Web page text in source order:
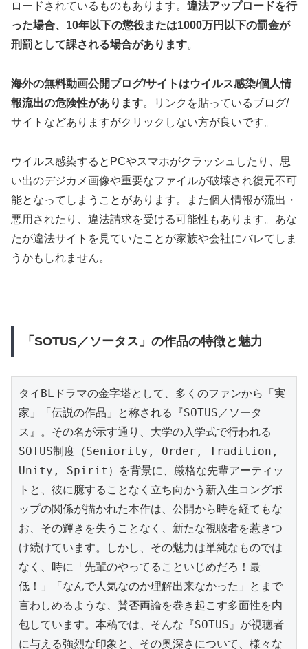
ロードされているものもあります。 違法アップロードを行
った場合、10年以下の懲役または1000万円以下の罰金が
刑罰として課される場合があります。
海外の無料動画公開ブログ/サイトはウイルス感染/個人情
報流出の危険性があります。リンクを貼っているブログ/
サイトなどありますがクリックしない方が良いです。
ウイルス感染するとPCやスマホがクラッシュしたり、思
い出のデジカメ画像や重要なファイルが破壊され復元不可
能となってしまうことがあります。また個人情報が流出・
悪用されたり、違法請求を受ける可能性もあります。あな
たが違法サイトを見ていたことが家族や会社にバレてしま
うかもしれません。
「SOTUS／ソータス」の作品の特徴と魅力
タイBLドラマの金字塔として、多くのファンから「実
家」「伝説の作品」と称される『SOTUS／ソータ
ス』。その名が示す通り、大学の入学式で行われる
SOTUS制度（Seniority, Order, Tradition,
Unity, Spirit）を背景に、厳格な先輩アーティッ
トと、彼に臆することなく立ち向かう新入生コングポ
ップの関係が描かれた本作は、公開から時を経てもな
お、その輝きを失うことなく、新たな視聴者を惹きつ
け続けています。しかし、その魅力は単純なものでは
なく、時に「先輩のやってることいじめだろ！最
低！」「なんで人気なのか理解出来なかった」とまで
言わしめるような、賛否両論を巻き起こす多面性を内
包しています。本稿では、そんな『SOTUS』が視聴者
に与える強烈な印象と、その奥深さについて、様々な